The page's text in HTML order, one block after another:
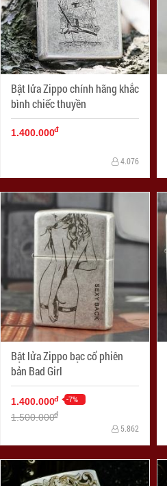
Bật lửa Zippo chính hãng khắc
bình chiếc thuyền
1.400.000đ
4.076
Bật lửa Zippo bạc cổ phiên
bản Bad Girl
1.400.000đ -7%
1.500.000đ
5.862